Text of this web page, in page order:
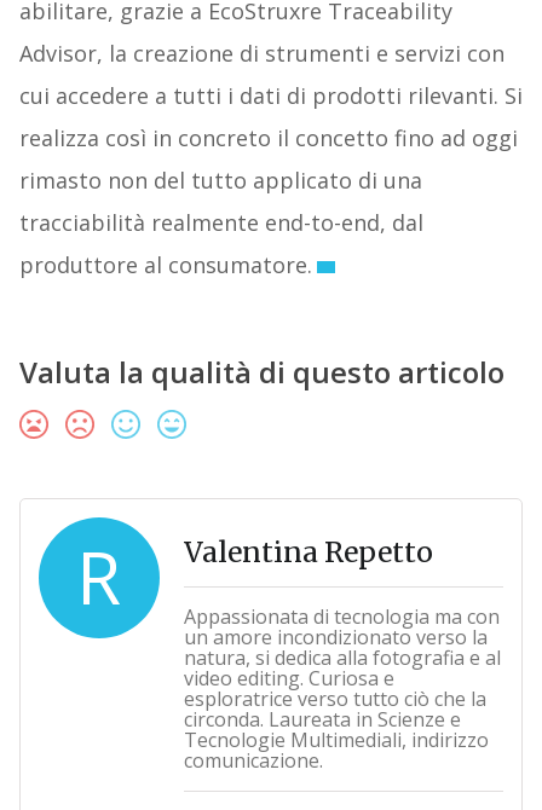
abilitare, grazie a EcoStruxre Traceability
Advisor, la creazione di strumenti e servizi con
cui accedere a tutti i dati di prodotti rilevanti. Si
realizza così in concreto il concetto fino ad oggi
rimasto non del tutto applicato di una
tracciabilità realmente end-to-end, dal
produttore al consumatore.
Valuta la qualità di questo articolo
R Valentina Repetto
Appassionata di tecnologia ma con
un amore incondizionato verso la
natura, si dedica alla fotografia e al
video editing. Curiosa e
esploratrice verso tutto ciò che la
circonda. Laureata in Scienze e
Tecnologie Multimediali, indirizzo
comunicazione.